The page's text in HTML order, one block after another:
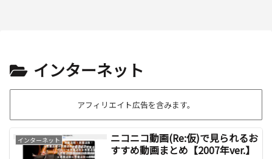
インターネット
アフィリエイト広告を含みます。
インターネット
ニコニコ動画(Re:仮)で見られるお
すすめ動画まとめ【2007年ver.】